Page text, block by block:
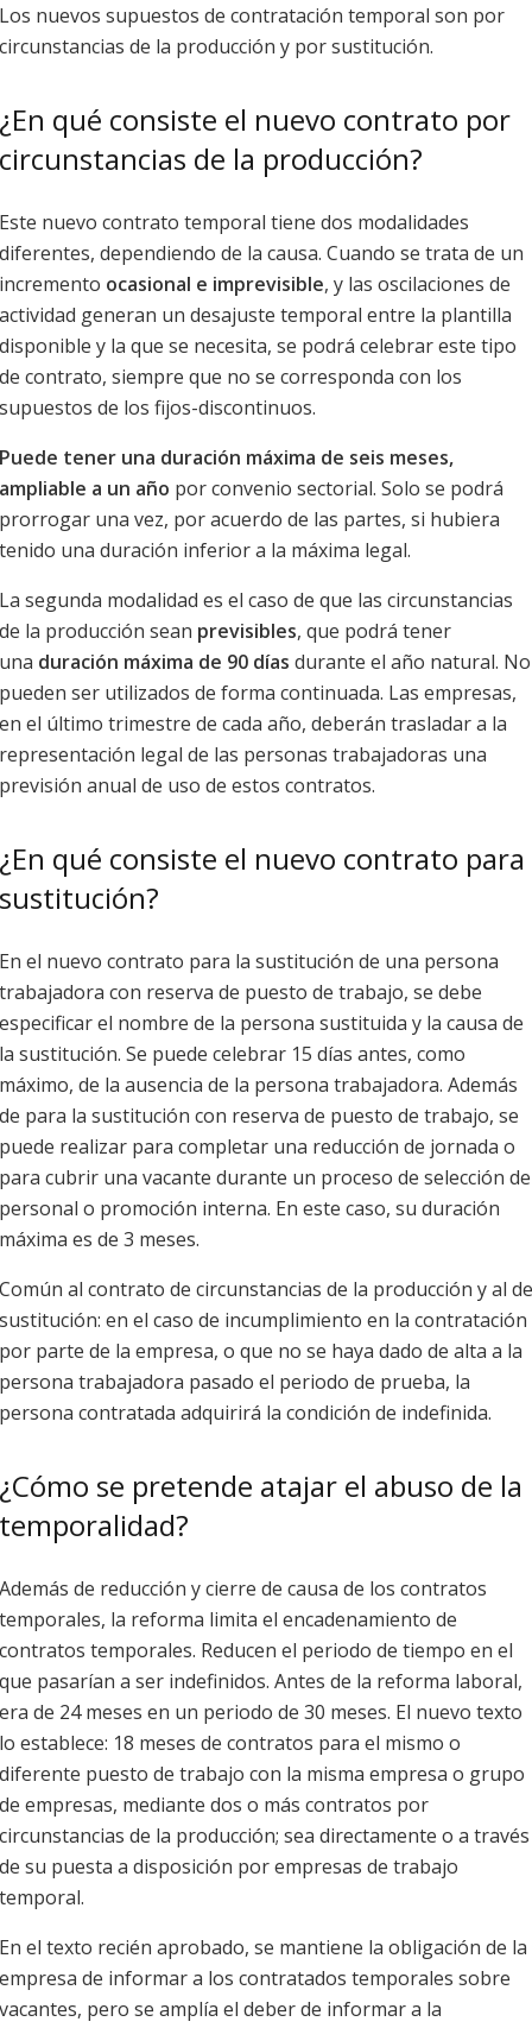
Los nuevos supuestos de contratación temporal son por
circunstancias de la producción y por sustitución.
¿En qué consiste el nuevo contrato por
circunstancias de la producción?
Este nuevo contrato temporal tiene dos modalidades
diferentes, dependiendo de la causa. Cuando se trata de un
incremento ocasional e imprevisible, y las oscilaciones de
actividad generan un desajuste temporal entre la plantilla
disponible y la que se necesita, se podrá celebrar este tipo
de contrato, siempre que no se corresponda con los
supuestos de los fijos-discontinuos.
Puede tener una duración máxima de seis meses,
ampliable a un año por convenio sectorial. Solo se podrá
prorrogar una vez, por acuerdo de las partes, si hubiera
tenido una duración inferior a la máxima legal.
La segunda modalidad es el caso de que las circunstancias
de la producción sean previsibles, que podrá tener
una duración máxima de 90 días durante el año natural. No
pueden ser utilizados de forma continuada. Las empresas,
en el último trimestre de cada año, deberán trasladar a la
representación legal de las personas trabajadoras una
previsión anual de uso de estos contratos.
¿En qué consiste el nuevo contrato para
sustitución?
En el nuevo contrato para la sustitución de una persona
trabajadora con reserva de puesto de trabajo, se debe
especificar el nombre de la persona sustituida y la causa de
la sustitución. Se puede celebrar 15 días antes, como
máximo, de la ausencia de la persona trabajadora. Además
de para la sustitución con reserva de puesto de trabajo, se
puede realizar para completar una reducción de jornada o
para cubrir una vacante durante un proceso de selección de
personal o promoción interna. En este caso, su duración
máxima es de 3 meses.
Común al contrato de circunstancias de la producción y al de
sustitución: en el caso de incumplimiento en la contratación
por parte de la empresa, o que no se haya dado de alta a la
persona trabajadora pasado el periodo de prueba, la
persona contratada adquirirá la condición de indefinida.
¿Cómo se pretende atajar el abuso de la
temporalidad?
Además de reducción y cierre de causa de los contratos
temporales, la reforma limita el encadenamiento de
contratos temporales. Reducen el periodo de tiempo en el
que pasarían a ser indefinidos. Antes de la reforma laboral,
era de 24 meses en un periodo de 30 meses. El nuevo texto
lo establece: 18 meses de contratos para el mismo o
diferente puesto de trabajo con la misma empresa o grupo
de empresas, mediante dos o más contratos por
circunstancias de la producción; sea directamente o a través
de su puesta a disposición por empresas de trabajo
temporal.
En el texto recién aprobado, se mantiene la obligación de la
empresa de informar a los contratados temporales sobre
vacantes, pero se amplía el deber de informar a la